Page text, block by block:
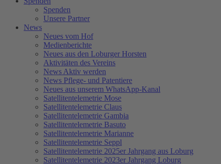
Spenden
Unsere Partner
News
Neues vom Hof
Medienberichte
Neues aus den Loburger Horsten
Aktivitäten des Vereins
News Aktiv werden
News Pflege- und Patentiere
Neues aus unserem WhatsApp-Kanal
Satellitentelemetrie Mose
Satellitentelemetrie Claus
Satellitentelemetrie Gambia
Satellitentelemetrie Basuto
Satellitentelemetrie Marianne
Satellitentelemetrie Seppl
Satellitentelemetrie 2025er Jahrgang aus Loburg
Satellitentelemetrie 2023er Jahrgang Loburg